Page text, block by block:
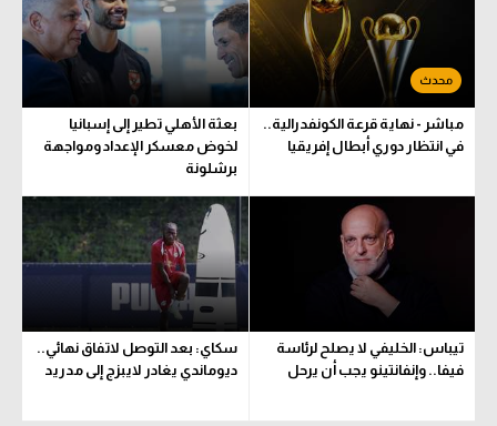
مباشر - نهاية قرعة الكونفدرالية..
في انتظار دوري أبطال إفريقيا
بعثة الأهلي تطير إلى إسبانيا
لخوض معسكر الإعداد ومواجهة
برشلونة
تيباس: الخليفي لا يصلح لرئاسة
فيفا.. وإنفانتينو يجب أن يرحل
سكاي: بعد التوصل لاتفاق نهائي..
ديوماندي يغادر لايبزج إلى مدريد